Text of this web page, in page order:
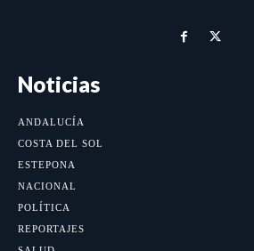
Noticias
ANDALUCÍA
COSTA DEL SOL
ESTEPONA
NACIONAL
POLÍTICA
REPORTAJES